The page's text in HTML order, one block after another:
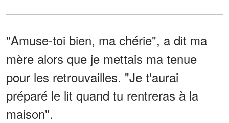
"Amuse-toi bien, ma chérie", a dit ma
mère alors que je mettais ma tenue
pour les retrouvailles. "Je t'aurai
préparé le lit quand tu rentreras à la
maison".